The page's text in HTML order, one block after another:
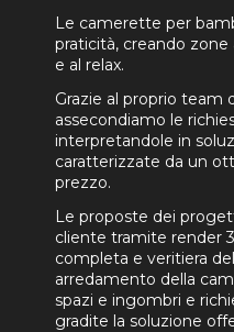
Le camerette per
praticità, creando
e al relax.
Grazie al proprio team
assecondiamo le
interpretandole in
caratterizzate da un
prezzo.
Le proposte dei
cliente tramite render
completa e veritiera
arredamento della
spazi e ingombri e
gradite la soluzione